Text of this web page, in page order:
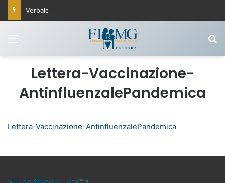
Verbale Commissione Fisco 25 settembre 2025
Lettera-Vaccinazione-
AntinfluenzalePandemica
Lettera-Vaccinazione-AntinfluenzalePandemica